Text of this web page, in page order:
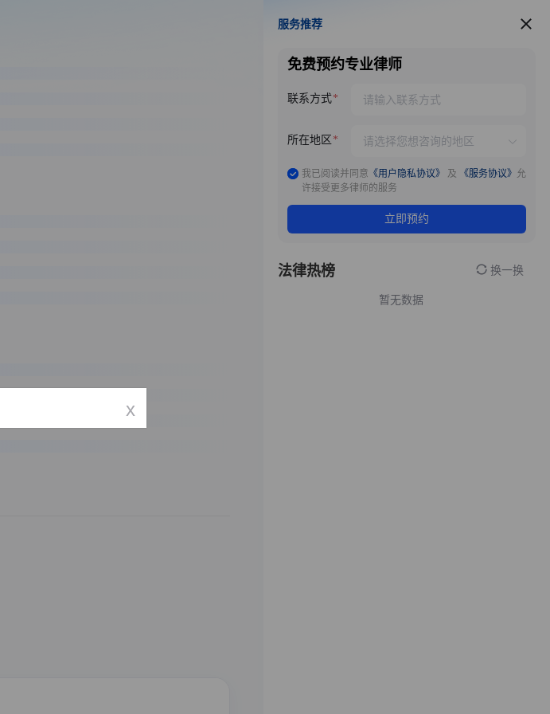
服务推荐
服务推荐
免费预约专业律师
联系方式
所在地区
我已阅读并同意 《用户隐私协议》 及 《服务协议》 允
许接受更多律师的服务
立即预约
法律热榜 换一换
暂无数据
x